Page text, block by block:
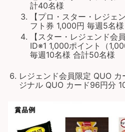
計40名様
【プロ・スター・レジ
フト券 1,000円 毎週5名
【スター・レジェンド会
ID※1 1,000ポイント（
毎週10名様 合計50名様
レジェンド会員限定 QUO
ジナル QUO カード96円分